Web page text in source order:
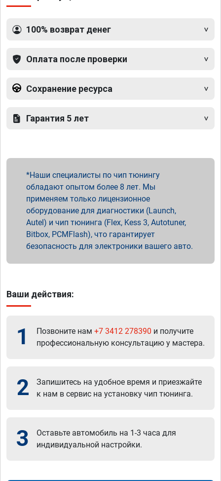
100% возврат денег
Оплата после проверки
Сохранение ресурса
Гарантия 5 лет
Наши специалисты по чип тюнингу
обладают опытом более 8 лет. Мы
применяем только лицензионное
оборудование для диагностики (Launch,
Autel) и чип тюнинга (Flex, Kess 3, Autotuner,
Bitbox, PCMFlash), что гарантирует
безопасность для электроники вашего авто.
Ваши действия:
1 Позвоните нам +7 3412 278390 и получите
профессиональную консультацию у мастера.
2
Запишитесь на удобное время и приезжайте
к нам в сервис на установку чип тюнинга.
3
Оставьте автомобиль на 1-3 часа для
индивидуальной настройки.